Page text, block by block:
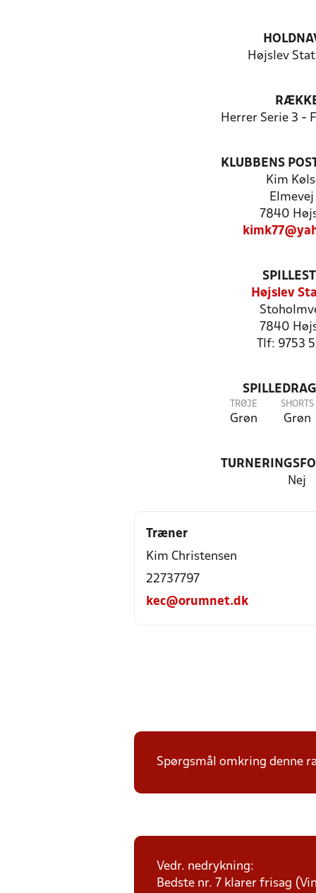
Højslev
Herrer Serie 3 -
KLUBBENS
Kim
Elmevej
7840
Højslev
7840
Tlf: 9753
TRØJE
Grøn
SHORTS
Grøn
Nej
Træner
Kim Christensen
22737797
kec@orumnet.dk
Spørgsmål omkring denne
Vedr. nedrykning:
Bedste nr. 7 klarer frisag